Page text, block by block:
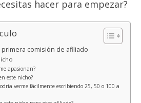
hacer para empezar?
comisión de afiliado
apasionan?
este nicho?
verme fácilmente escribiendo 25, 50 o 100 artículos